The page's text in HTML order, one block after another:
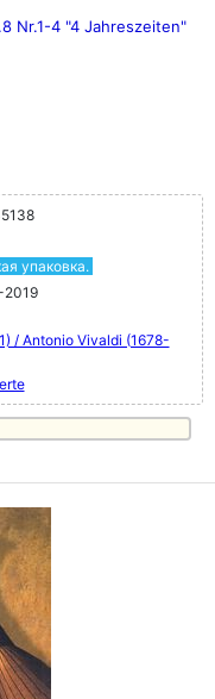
Nr.1-4 "4 Jahreszeiten"
упаковка.
/ Antonio Vivaldi (1678-